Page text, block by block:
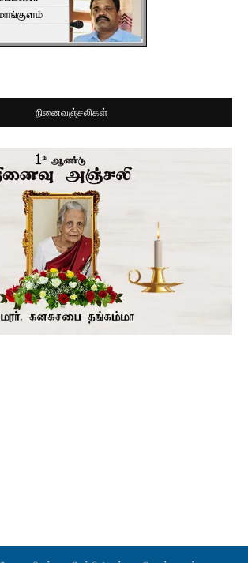
நினைவஞ்சலிகள்